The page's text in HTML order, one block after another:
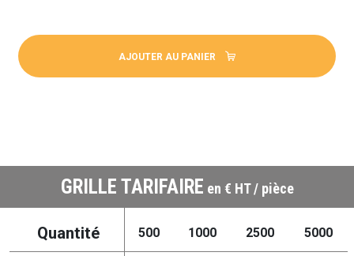
AJOUTER AU PANIER
GRILLE TARIFAIRE en € HT / pièce
Quantité 500 1000 2500 5000